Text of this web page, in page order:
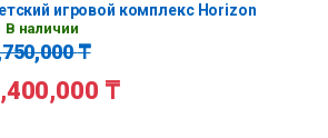
игровой комплекс Horizon
В наличии
₸
₸